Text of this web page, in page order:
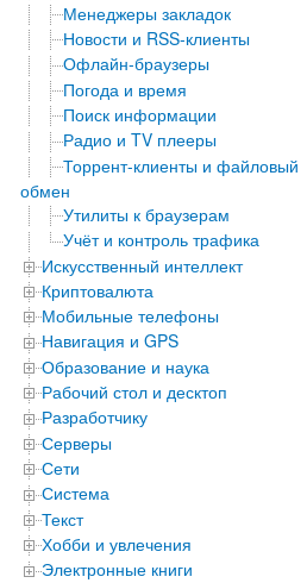
Менеджеры закладок
Новости и RSS-клиенты
Офлайн-браузеры
Погода и время
Поиск информации
Радио и TV плееры
Торрент-клиенты и файловый
обмен
Утилиты к браузерам
Учёт и контроль трафика
Искусственный интеллект
Криптовалюта
Мобильные телефоны
Навигация и GPS
Образование и наука
Рабочий стол и десктоп
Разработчику
Серверы
Сети
Система
Текст
Хобби и увлечения
Электронные книги